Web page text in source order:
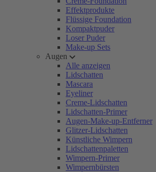
Effektprodukte
Flüssige Foundation
Kompaktpuder
Loser Puder
Make-up Sets
Augen
Alle anzeigen
Lidschatten
Mascara
Eyeliner
Creme-Lidschatten
Lidschatten-Primer
Augen-Make-up-Entferner
Glitzer-Lidschatten
Künstliche Wimpern
Lidschattenpaletten
Wimpern-Primer
Wimpernbürsten